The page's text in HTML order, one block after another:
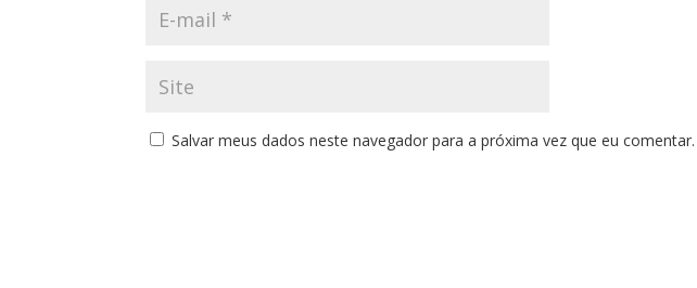
Salvar meus dados neste navegador para a próxima vez que eu comentar.